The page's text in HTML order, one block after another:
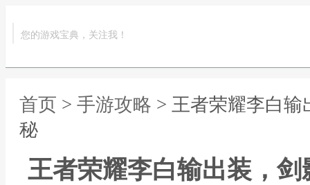
您的游戏宝典，关注我！
首页 > 手游攻略 > 王者荣耀李白
秘
王者荣耀李白输出装，